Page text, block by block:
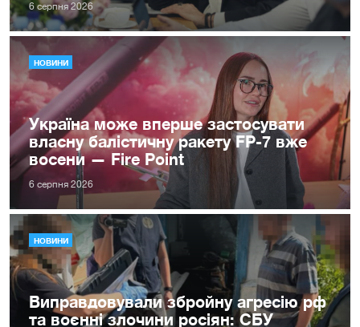
6 серпня 2026
НОВИНИ
Україна може вперше застосувати
власну балістичну ракету FP-7 вже
восени — Fire Point
6 серпня 2026
НОВИНИ
Виправдовували збройну агресію рф
та воєнні злочини росіян: СБУ